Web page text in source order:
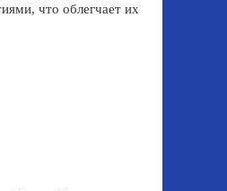
что облегчает их